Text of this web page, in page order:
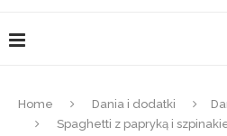
Home Dania i dodatki
Spaghetti z papryką i